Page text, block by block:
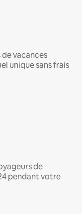
vacances
unique sans frais
de
pendant votre